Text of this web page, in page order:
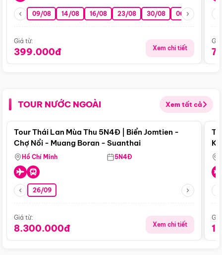
09/08 14/08 16/08 23/08 30/08 06/09 13/09
Giá từ:
399.000đ Xem chi tiết
TOUR NƯỚC NGOÀI Xem tất cả
Điểm nổi bật
Tour Thái Lan Mùa Thu 5N4Đ | Biển Jomtien -
Chợ Nổi - Muang Boran - Suanthai
Hồ Chí Minh 5N4Đ
26/09
Giá từ:
8.300.000đ Xem chi tiết